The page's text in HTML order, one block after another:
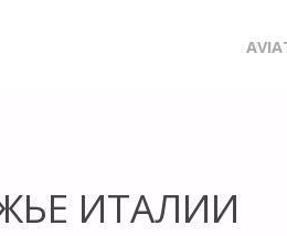
ИТАЛИИ